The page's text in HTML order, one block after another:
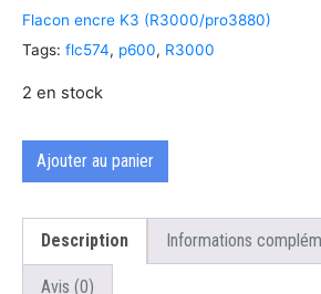
Flacon encre K3 (R3000/pro3880)
Tags: flc574, p600, R3000
2 en stock
Ajouter au panier
Description Informations
Avis (0)